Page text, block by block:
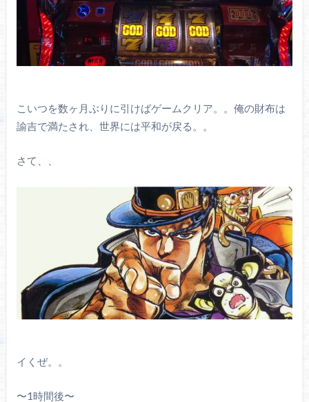
こいつを数ヶ月ぶりに引けばゲームクリア。。俺の財布は
諭吉で満たされ、世界には平和が戻る。。
さて、、
イくぜ。。
〜1時間後〜